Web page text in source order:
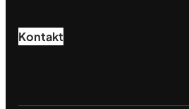
Kontakt